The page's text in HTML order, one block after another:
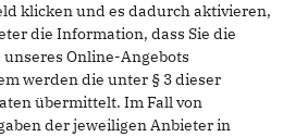
klicken und es dadurch aktivieren,
die Information, dass Sie die
Online-Angebots
werden die unter § 3 dieser
übermittelt. Im Fall von
der jeweiligen Anbieter in